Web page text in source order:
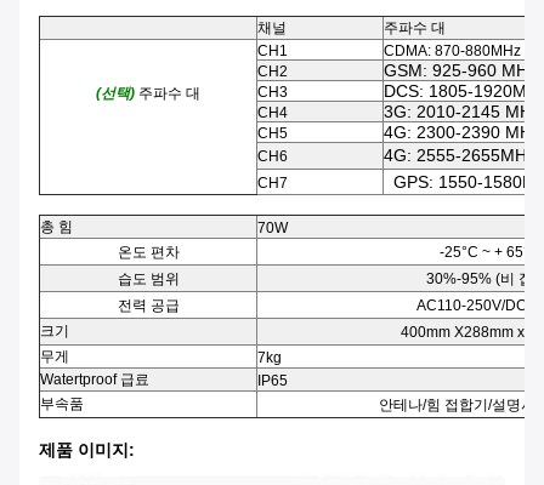
채널 주파수 대
(선택) 주파수 대
CH1
CDMA: 870-880MHz
CH2
GSM: 925-960 MHz
CH3 DCS: 1805-
CH4 3G: 2010-2145 MHz
CH5 4G: 2300-2390 MHz
CH6 4G: 2555-2655MHz
CH7 GPS: 1550-
총 힘
70W
온도 편차
-25°C ~ + 65°C
습도 범위
30%-95% (비 집
전력 공급
AC110-250V/
크기
400mm X288mm x
무게
7kg
Watertproof 급료
IP65
부속품
안테나/힘 접합기/설명서/
제품 이미지: